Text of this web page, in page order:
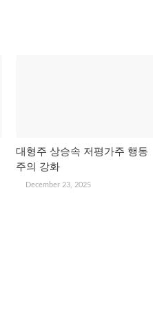
대형주 상승속 저평가주 행동
주의 강화
December 23, 2025